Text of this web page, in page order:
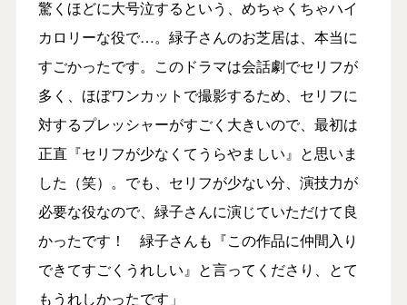
驚くほどに大号泣するという、めちゃくちゃハイ
カロリーな役で…。緑子さんのお芝居は、本当に
すごかったです。このドラマは会話劇でセリフが
多く、ほぼワンカットで撮影するため、セリフに
対するプレッシャーがすごく大きいので、最初は
正直『セリフが少なくてうらやましい』と思いま
した（笑）。でも、セリフが少ない分、演技力が
必要な役なので、緑子さんに演じていただけて良
かったです！ 緑子さんも『この作品に仲間入り
できてすごくうれしい』と言ってくださり、とて
もうれしかったです」